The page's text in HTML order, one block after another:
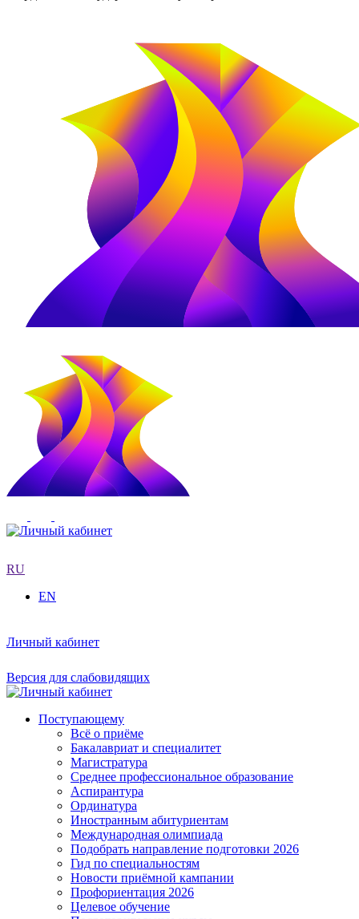
RU
EN
Личный кабинет
Версия для слабовидящих
Поступающему
Всё о приёме
Бакалавриат и специалитет
Магистратура
Среднее профессиональное образование
Аспирантура
Ординатура
Иностранным абитуриентам
Международная олимпиада
Подобрать направление подготовки 2026
Гид по специальностям
Новости приёмной кампании
Профориентация 2026
Целевое обучение